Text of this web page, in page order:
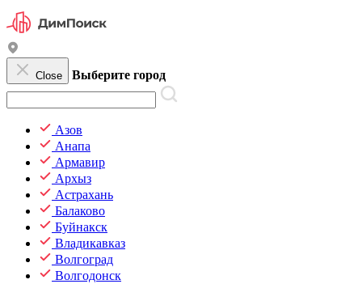
Close Выберите город
Азов
Анапа
Армавир
Архыз
Астрахань
Балаково
Буйнакск
Владикавказ
Волгоград
Волгодонск